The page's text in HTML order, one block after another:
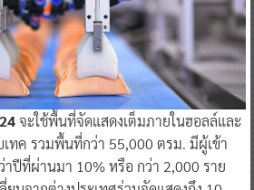
จะใช้พื้นที่จัดแสดงเต็มภายในฮอลล์และ
ทค รวมพื้นที่กว่า 55,000 ตรม. มีผู้เข้า
ปีที่ผ่านมา 10% หรือ กว่า 2,000 ราย